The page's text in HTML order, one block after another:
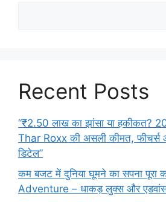
Recent Posts
“₹2.50 लाख का झांसा या हकीकत?
Thar Roxx की असली कीमत, फीचर्स
डिटेल”
कम बजट में दुनिया घूमने का सपना पूरा
Adventure – धाकड़ लुक्स और एडवांस